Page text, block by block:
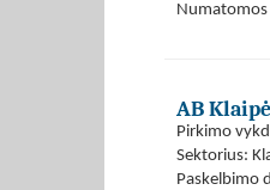
AB
Pirkimo
Sektorius:
Paskelbimo